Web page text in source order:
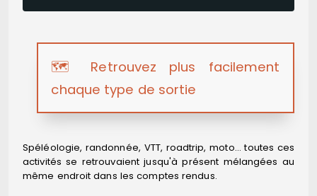
🗺️ Retrouvez plus facilement
chaque type de sortie
Spéléologie, randonnée, VTT, roadtrip, moto… toutes ces
activités se retrouvaient jusqu'à présent mélangées au
même endroit dans les comptes rendus.